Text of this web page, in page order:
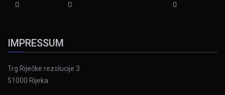
IMPRESSUM
Trg Riječke rezolucije 3
51000 Rijeka